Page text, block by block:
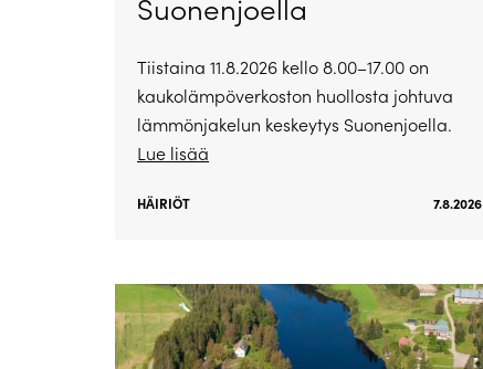
Suonenjoella
Tiistaina 11.8.2026 kello 8.00–17.00 on
kaukolämpöverkoston huollosta johtuva
lämmönjakelun keskeytys Suonenjoella.
Lue lisää
HÄIRIÖT 7.8.2026